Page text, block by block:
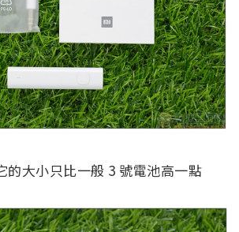
的大小只比一般 3 號電池高一點